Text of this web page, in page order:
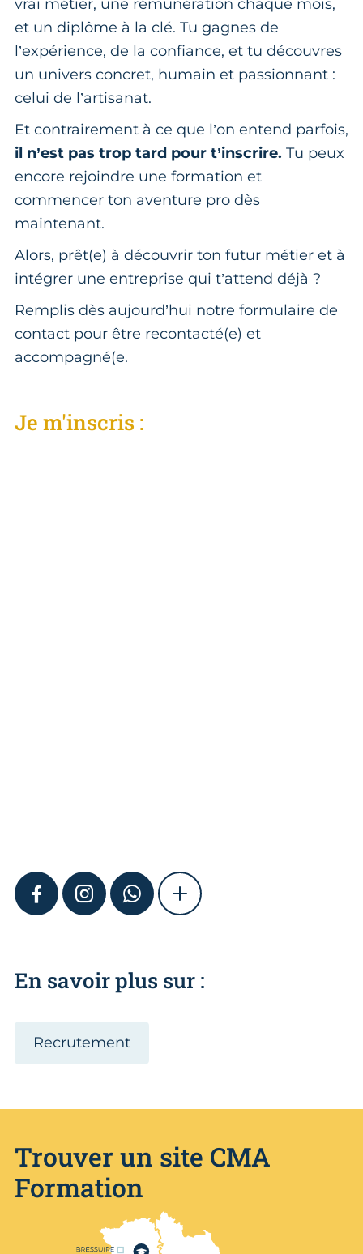
vrai métier, une rémunération chaque mois,
et un diplôme à la clé. Tu gagnes de
l’expérience, de la confiance, et tu découvres
un univers concret, humain et passionnant :
celui de l’artisanat.
Et contrairement à ce que l’on entend parfois,
il n’est pas trop tard pour t’inscrire. Tu peux
encore rejoindre une formation et
commencer ton aventure pro dès
maintenant.
Alors, prêt(e) à découvrir ton futur métier et à
intégrer une entreprise qui t’attend déjà ?
Remplis dès aujourd’hui notre formulaire de
contact pour être recontacté(e) et
accompagné(e.
Je m'inscris :
FACEBOOKINSTAGRAMWHATSAPPSHOW MORE
En savoir plus sur :
Recrutement
Trouver un site CMA
Formation
Nos centres de formation